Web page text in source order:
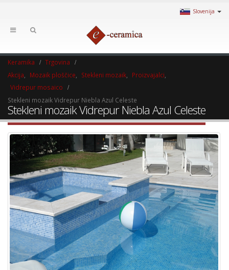
Slovenija
Keramika
Trgovina
Akcija
Mozaik ploščice Stekleni mozaik Proizvajalci
Vidrepur mosaico
Stekleni mozaik Vidrepur Niebla Azul Celeste
Stekleni mozaik Vidrepur Niebla Azul Celeste